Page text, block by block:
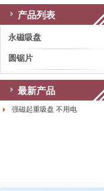
产品列表
永磁吸盘
圆锯片
最新产品
强磁起重吸盘 不用电